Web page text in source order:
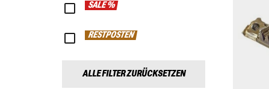
SALE %
RESTPOSTEN
ALLE FILTER ZURÜCKSETZEN